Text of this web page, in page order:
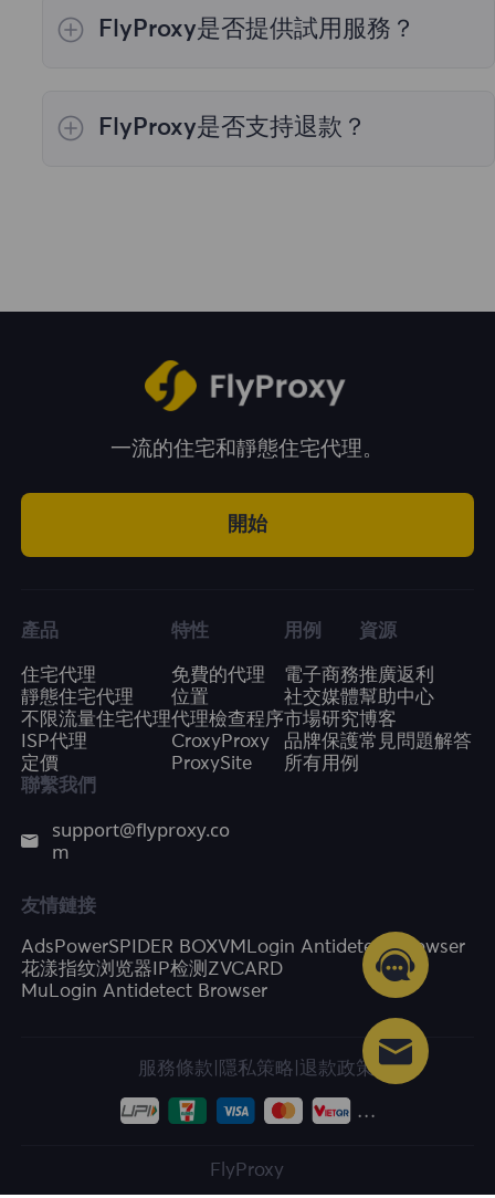
合您的付款方式完成購買。“當地支付”支持
付”支持 Neosurf、Touch'n Go、Doku、
FlyProxy是否提供試用服務？
免費試用的資格和額度。
FlyProxy是否支持退款？
一流的住宅和靜態住宅代理。
開始
產品
住宅代理
靜態住宅代理
不限流量住宅代理
ISP代理
定價
特性
免費的代理
位置
代理檢查程序
CroxyProxy
ProxySite
用例
電子商務
社交媒體
市場研究
品牌保護
所有用例
資源
推廣返利
幫助中心
博客
常見問題解答
聯繫我們
support@flyproxy.co
m
友情鏈接
AdsPowerSPIDER BOXVMLogin Antidetect Browser
花漾指纹浏览器IP检测ZVCARD
MuLogin Antidetect Browser
FlyProxy
服務條款 隱私策略 退款政策